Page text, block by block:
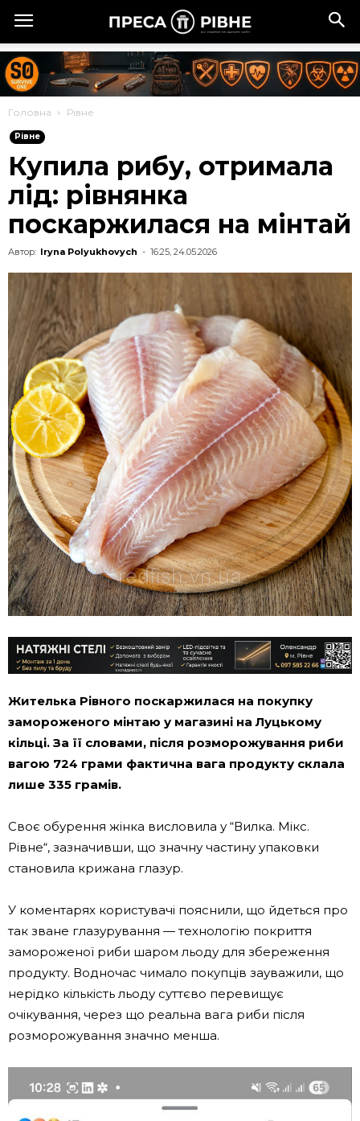
Головна Рівне
Рівне
Купила рибу, отримала
лід: рівнянка
поскаржилася на мінтай
Автор: Iryna Polyukhovych - 16:25, 24.05.2026
Жителька Рівного поскаржилася на покупку
замороженого мінтаю у магазині на Луцькому
кільці. За її словами, після розморожування риби
вагою 724 грами фактична вага продукту склала
лише 335 грамів.
Своє обурення жінка висловила у “Вилка. Мікс.
Рівне“, зазначивши, що значну частину упаковки
становила крижана глазур.
У коментарях користувачі пояснили, що йдеться про
так зване глазурування — технологію покриття
замороженої риби шаром льоду для збереження
продукту. Водночас чимало покупців зауважили, що
нерідко кількість льоду суттєво перевищує
очікування, через що реальна вага риби після
розморожування значно менша.